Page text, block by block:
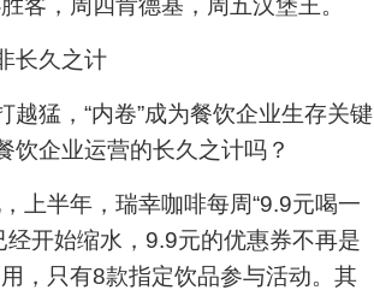
客，周四肯德基，周五汉堡王。
长久之计
猛，“内卷”成为餐饮企业生存关键
饮企业运营的长久之计吗？
半年，瑞幸咖啡每周“9.9元喝一
经开始缩水，9.9元的优惠券不再是
，只有8款指定饮品参与活动。其